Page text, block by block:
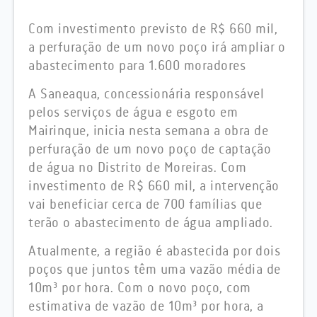
Com investimento previsto de R$ 660 mil,
a perfuração de um novo poço irá ampliar o
abastecimento para 1.600 moradores
A Saneaqua, concessionária responsável
pelos serviços de água e esgoto em
Mairinque, inicia nesta semana a obra de
perfuração de um novo poço de captação
de água no Distrito de Moreiras. Com
investimento de R$ 660 mil, a intervenção
vai beneficiar cerca de 700 famílias que
terão o abastecimento de água ampliado.
Atualmente, a região é abastecida por dois
poços que juntos têm uma vazão média de
10m³ por hora. Com o novo poço, com
estimativa de vazão de 10m³ por hora, a